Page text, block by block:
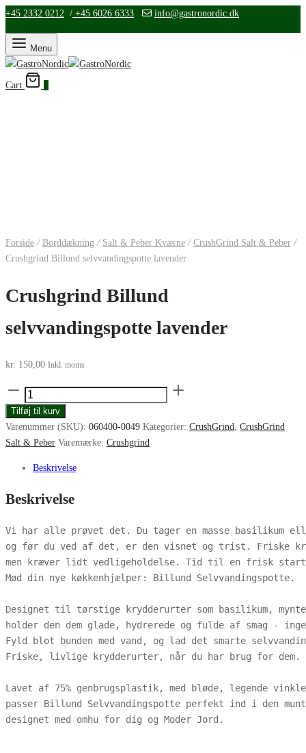
+45 2332 0212 / +45 6026 6333 info@gastronordic.dk
Menu
Cart
Forside / Borddækning / Salt & Peber Kværne / CrushGrind Salt & Peber /
Crushgrind Billund selvvandingspotte lavender
Crushgrind Billund
selvvandingspotte lavender
kr. 150,00 Inkl. moms
Crushgrind
Billund
selvvandingspotte
Tilføj til kurv
Varenummer (SKU): 060400-0049 Kategorier: CrushGrind CrushGrind
Salt & Peber Varemærke: Crushgrind
Beskrivelse
Beskrivelse
Vi har alle prøvet det. Du tager en masse basilikum
og før du ved af det, er den visnet og trist. Friske
men kræver lidt vedligeholdelse. Tid til en frisk
Mød din nye køkkenhjælper: Billund Selvvandingspotte.
Designet til tørstige krydderurter som basilikum,
holder den dem glade, hydrerede og fulde af smag -
Fyld blot bunden med vand, og lad det smarte
Friske, livlige krydderurter, når du har brug for dem.
Lavet af 75% genbrugsplastik, med bløde, legende
passer Billund Selvvandingspotte perfekt ind i den
designet med omhu for dig og Moder Jord.